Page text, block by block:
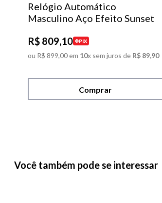
Relógio Automático
Masculino Aço Efeito Sunset
R$ 809,10 PIX
ou R$ 899,00em 10x sem juros de R$ 89,90
Comprar
Você também pode se interessar